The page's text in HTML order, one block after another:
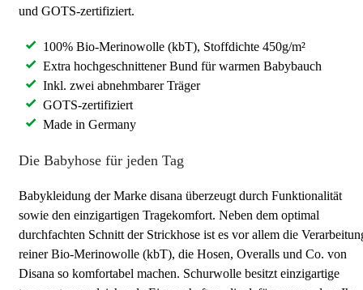
und GOTS-zertifiziert.
100% Bio-Merinowolle (kbT), Stoffdichte 450g/m²
Extra hochgeschnittener Bund für warmen Babybauch
Inkl. zwei abnehmbarer Träger
GOTS-zertifiziert
Made in Germany
Die Babyhose für jeden Tag
Babykleidung der Marke disana überzeugt durch Funktionalität
sowie den einzigartigen Tragekomfort. Neben dem optimal
durchfachten Schnitt der Strickhose ist es vor allem die
reiner Bio-Merinowolle (kbT), die Hosen, Overalls und Co. von
Disana so komfortabel machen. Schurwolle besitzt einzigartige